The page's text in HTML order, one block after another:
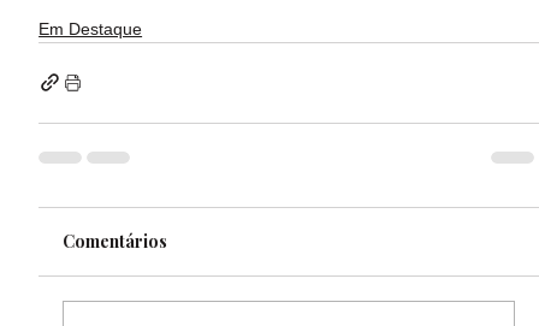
Em Destaque
Comentários